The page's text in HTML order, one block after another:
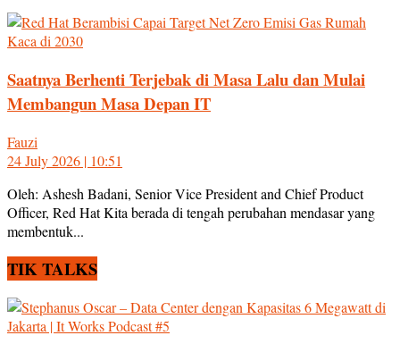
Saatnya Berhenti Terjebak di Masa Lalu dan Mulai
Membangun Masa Depan IT
Fauzi
24 July 2026 | 10:51
Oleh: Ashesh Badani, Senior Vice President and Chief Product
Officer, Red Hat Kita berada di tengah perubahan mendasar yang
membentuk...
TIK TALKS